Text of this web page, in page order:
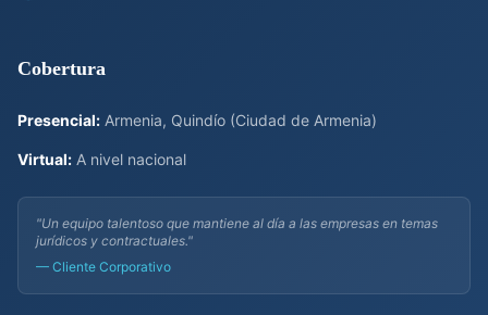
Cobertura
Presencial: Armenia, Quindío (Ciudad de Armenia)
Virtual: A nivel nacional
"Un equipo talentoso que mantiene al día a las empresas en temas
jurídicos y contractuales."
— Cliente Corporativo